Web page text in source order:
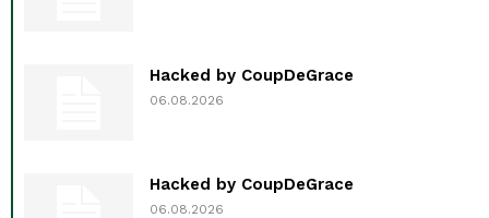
Hacked by CoupDeGrace
06.08.2026
Hacked by CoupDeGrace
06.08.2026